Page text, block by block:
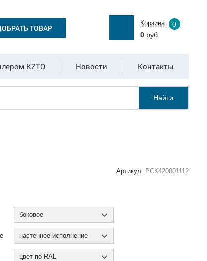
ТОВАР
Корзина
0
0руб.
KZTO Новости Контакты
Найти
Артикул: РСК420001112
боковое
настенное исполнение
цвет по RAL